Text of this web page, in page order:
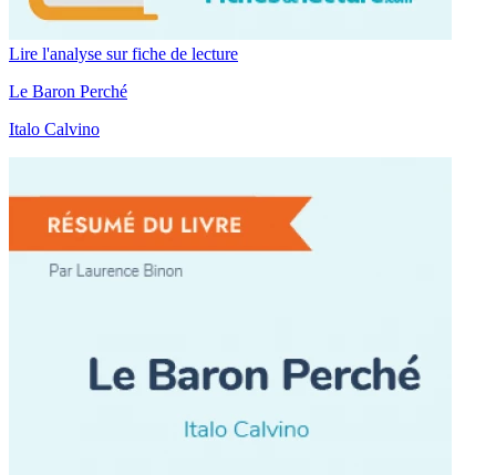
Lire l'analyse sur fiche de lecture
Le Baron Perché
Italo Calvino